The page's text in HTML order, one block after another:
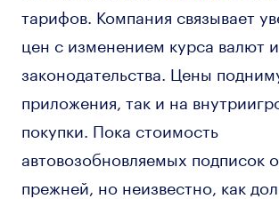
тарифов. Компания связывает
цен с изменением курса валют
законодательства. Цены
приложения, так и на
покупки. Пока стоимость
автовозобновляемых подписок
прежней, но неизвестно, как